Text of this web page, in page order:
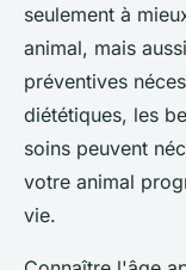
seulement à
animal, mais
préventives
diététiques, les
soins peuvent
votre animal
vie.